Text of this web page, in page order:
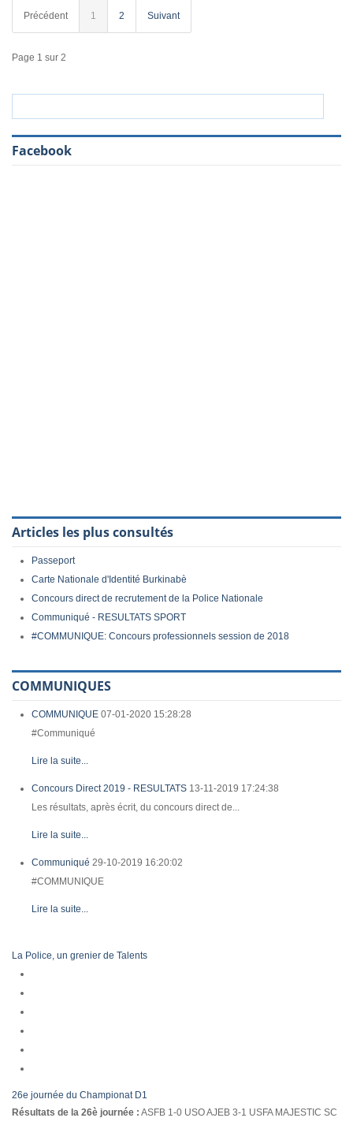
Précédent 1 2 Suivant
Page 1 sur 2
Facebook
Articles les plus consultés
Passeport
Carte Nationale d'Identité Burkinabè
Concours direct de recrutement de la Police Nationale
Communiqué - RESULTATS SPORT
#COMMUNIQUE: Concours professionnels session de 2018
COMMUNIQUES
COMMUNIQUE 07-01-2020 15:28:28
#Communiqué
Lire la suite...
Concours Direct 2019 - RESULTATS 13-11-2019 17:24:38
Les résultats, après écrit, du concours direct de...
Lire la suite...
Communiqué 29-10-2019 16:20:02
#COMMUNIQUE
Lire la suite...
La Police, un grenier de Talents
26e journée du Championat D1
Résultats de la 26è journée : ASFB 1-0 USO AJEB 3-1 USFA MAJESTIC SC